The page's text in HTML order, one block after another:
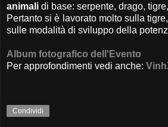
animali di base: serpente, drago,
Pertanto si è lavorato molto sulla
sulle modalità di sviluppo della
Album fotografico dell'Evento
Per approfondimenti vedi anche:
Condividi